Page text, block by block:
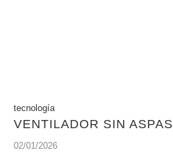
tecnología
VENTILADOR SIN ASPAS
02/01/2026